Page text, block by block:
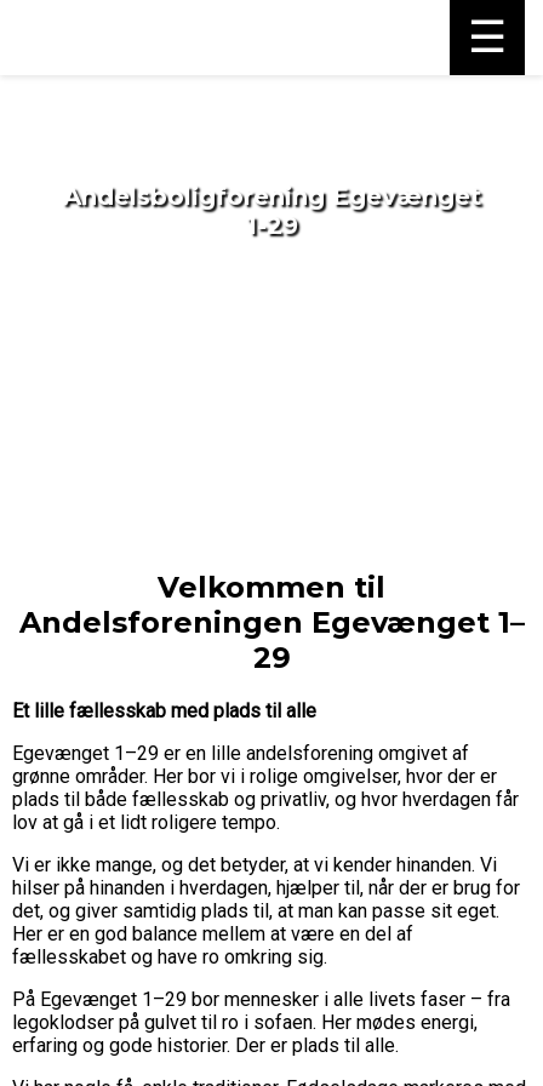
☰
Andelsboligforening Egevænget
1-29
Velkommen til
Andelsforeningen Egevænget 1–
29
Et lille fællesskab med plads til alle
Egevænget 1–29 er en lille andelsforening omgivet af
grønne områder. Her bor vi i rolige omgivelser, hvor der er
plads til både fællesskab og privatliv, og hvor hverdagen får
lov at gå i et lidt roligere tempo.
Vi er ikke mange, og det betyder, at vi kender hinanden. Vi
hilser på hinanden i hverdagen, hjælper til, når der er brug for
det, og giver samtidig plads til, at man kan passe sit eget.
Her er en god balance mellem at være en del af
fællesskabet og have ro omkring sig.
På Egevænget 1–29 bor mennesker i alle livets faser – fra
legoklodser på gulvet til ro i sofaen. Her mødes energi,
erfaring og gode historier. Der er plads til alle.